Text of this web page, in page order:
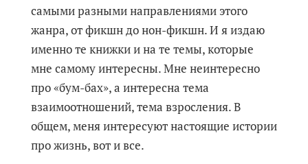
самыми разными направлениями этого
жанра, от фикшн до нон-фикшн. И я издаю
именно те книжки и на те темы, которые
мне самому интересны. Мне неинтересно
про «бум-бах», а интересна тема
взаимоотношений, тема взросления. В
общем, меня интересуют настоящие истории
про жизнь, вот и все.